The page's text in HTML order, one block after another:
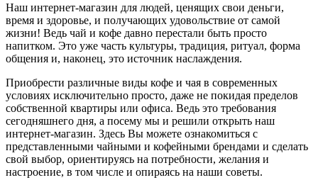
Наш интернет-магазин для людей, ценящих свои деньги,
время и здоровье, и получающих удовольствие от самой
жизни! Ведь чай и кофе давно перестали быть просто
напитком. Это уже часть культуры, традиция, ритуал, форма
общения и, наконец, это источник наслаждения.
Приобрести различные виды кофе и чая в современных
условиях исключительно просто, даже не покидая пределов
собственной квартиры или офиса. Ведь это требования
сегодняшнего дня, а посему мы и решили открыть наш
интернет-магазин. Здесь Вы можете ознакомиться с
представленными чайными и кофейными брендами и сделать
свой выбор, ориентируясь на потребности, желания и
настроение, в том числе и опираясь на наши советы.